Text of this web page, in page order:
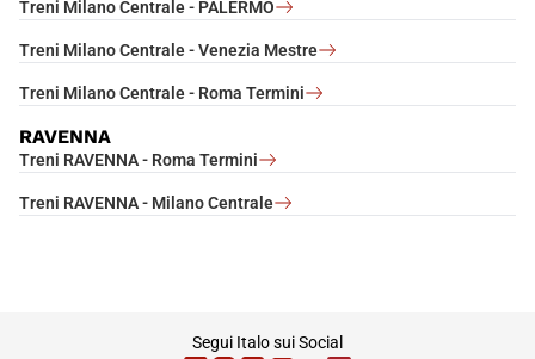
Treni Milano Centrale - PALERMO
Treni Milano Centrale - Venezia Mestre
Treni Milano Centrale - Roma Termini
RAVENNA
Treni RAVENNA - Roma Termini
Treni RAVENNA - Milano Centrale
Segui Italo sui Social